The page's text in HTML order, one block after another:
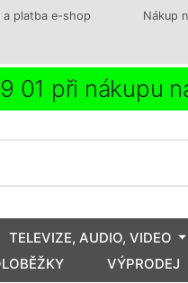
a platba e-shop Nákup
01 při nákupu
TELEVIZE, AUDIO, VIDEO
VÝPRODEJ